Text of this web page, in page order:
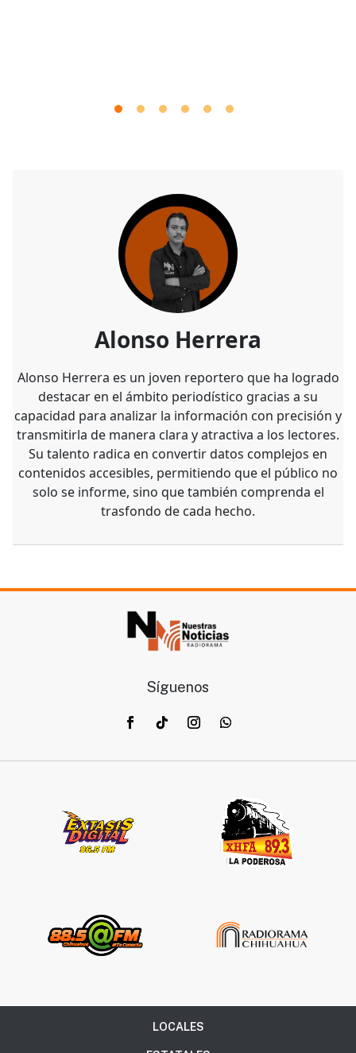
Alonso Herrera
Alonso Herrera es un joven reportero que ha logrado
destacar en el ámbito periodístico gracias a su
capacidad para analizar la información con precisión y
transmitirla de manera clara y atractiva a los lectores.
Su talento radica en convertir datos complejos en
contenidos accesibles, permitiendo que el público no
solo se informe, sino que también comprenda el
trasfondo de cada hecho.
Síguenos
LOCALES